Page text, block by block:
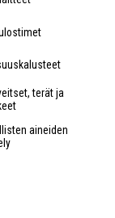
terät ja
aineiden